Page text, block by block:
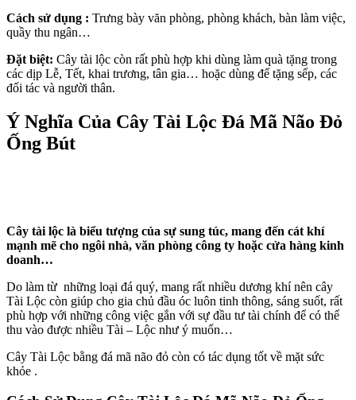
Cách sử dụng : Trưng bày văn phòng, phòng khách, bàn làm việc,
quầy thu ngân…
Đặt biệt: Cây tài lộc còn rất phù hợp khi dùng làm quà tặng trong
các dịp Lễ, Tết, khai trương, tân gia… hoặc dùng để tặng sếp, các
đối tác và người thân.
Ý Nghĩa Của Cây Tài Lộc Đá Mã Não Đỏ
Ống Bút
Cây tài lộc là biểu tượng của sự sung túc, mang đến cát khí
mạnh mẽ cho ngôi nhà, văn phòng công ty hoặc cửa hàng kinh
doanh…
Do làm từ những loại đá quý, mang rất nhiều dương khí nên cây
Tài Lộc còn giúp cho gia chủ đầu óc luôn tinh thông, sáng suốt, rất
phù hợp với những công việc gắn với sự đầu tư tài chính để có thể
thu vào được nhiều Tài – Lộc như ý muốn…
Cây Tài Lộc bằng đá mã não đỏ còn có tác dụng tốt về mặt sức
khỏe .